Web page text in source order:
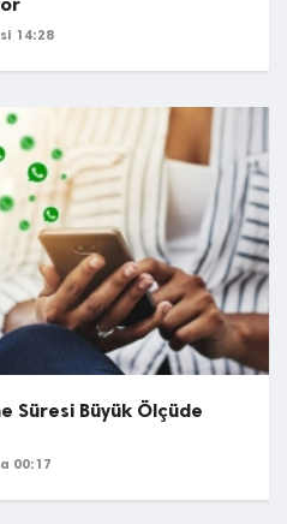
14:28
Süresi Büyük Ölçüde
00:17